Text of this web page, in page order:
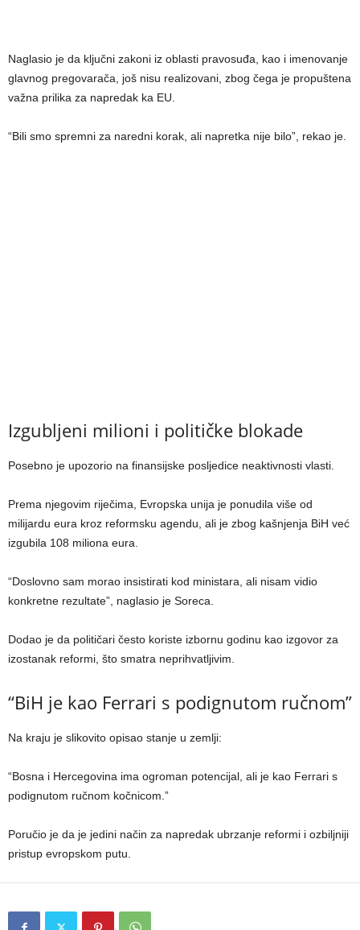
Naglasio je da ključni zakoni iz oblasti pravosuđa, kao i imenovanje
glavnog pregovarača, još nisu realizovani, zbog čega je propuštena
važna prilika za napredak ka EU.
“Bili smo spremni za naredni korak, ali napretka nije bilo”, rekao je.
Izgubljeni milioni i političke blokade
Posebno je upozorio na finansijske posljedice neaktivnosti vlasti.
Prema njegovim riječima, Evropska unija je ponudila više od
milijardu eura kroz reformsku agendu, ali je zbog kašnjenja BiH već
izgubila 108 miliona eura.
“Doslovno sam morao insistirati kod ministara, ali nisam vidio
konkretne rezultate”, naglasio je Soreca.
Dodao je da političari često koriste izbornu godinu kao izgovor za
izostanak reformi, što smatra neprihvatljivim.
“BiH je kao Ferrari s podignutom ručnom”
Na kraju je slikovito opisao stanje u zemlji:
“Bosna i Hercegovina ima ogroman potencijal, ali je kao Ferrari s
podignutom ručnom kočnicom.”
Poručio je da je jedini način za napredak ubrzanje reformi i ozbiljniji
pristup evropskom putu.